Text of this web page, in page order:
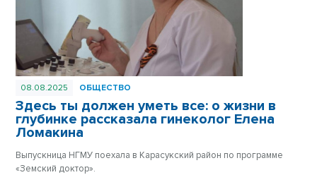
08.08.2025 ОБЩЕСТВО
Здесь ты должен уметь все: о жизни в
глубинке рассказала гинеколог Елена
Ломакина
Выпускница НГМУ поехала в Карасукский район по программе
«Земский доктор».